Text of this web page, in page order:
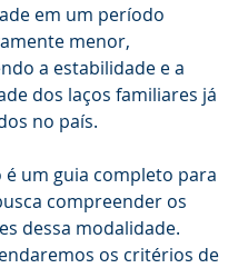
em um período
menor,
a estabilidade e a
dos laços familiares já
no país.
é um guia completo para
compreender os
dessa modalidade.
os critérios de